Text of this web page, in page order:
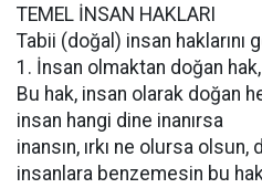
TEMEL İNSAN HAKLARI
Tabii (doğal) insan
1. İnsan olmaktan doğan hak,
Bu hak, insan olarak doğan
insan hangi dine inanırsa
inansın, ırkı ne olursa
insanlara benzemesin bu